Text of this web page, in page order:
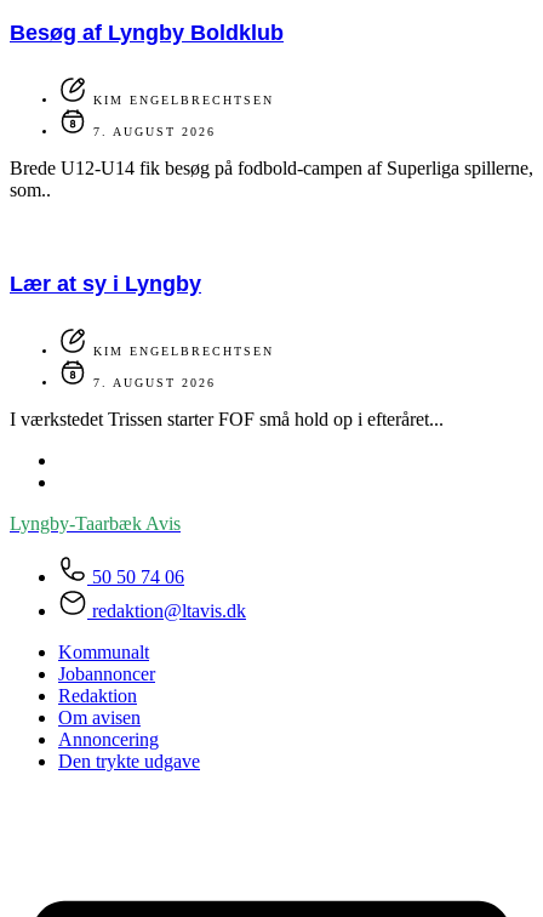
Besøg af Lyngby Boldklub
KIM ENGELBRECHTSEN
7. AUGUST 2026
Brede U12-U14 fik besøg på fodbold-campen af Superliga spillerne,
som..
Lær at sy i Lyngby
KIM ENGELBRECHTSEN
7. AUGUST 2026
I værkstedet Trissen starter FOF små hold op i efteråret...
Lyngby-Taarbæk Avis
50 50 74 06
redaktion@ltavis.dk
Kommunalt
Jobannoncer
Redaktion
Om avisen
Annoncering
Den trykte udgave